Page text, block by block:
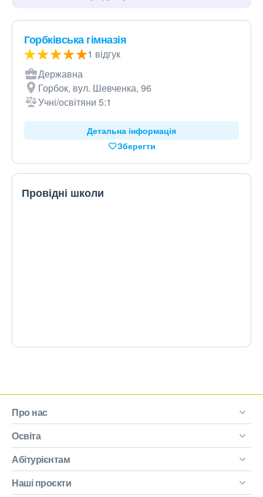
Горбківська гімназія
1 відгук
Державна
Горбок, вул. Шевченка, 96
Учні/освітяни 5:1
Детальна інформація
Зберегти
Провідні школи
Про нас
Освіта
Абітурієнтам
Наші проєкти